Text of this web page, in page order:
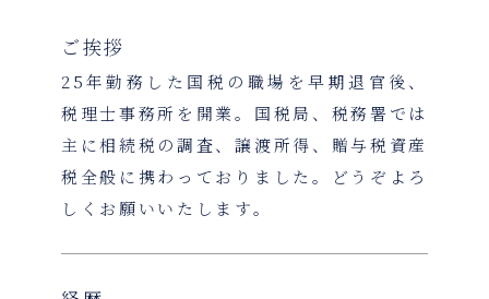
ご挨拶
25年勤務した国税の職場を早期退官後、
税理士事務所を開業。国税局、税務署では
主に相続税の調査、譲渡所得、贈与税資産
税全般に携わっておりました。どうぞよろ
しくお願いいたします。